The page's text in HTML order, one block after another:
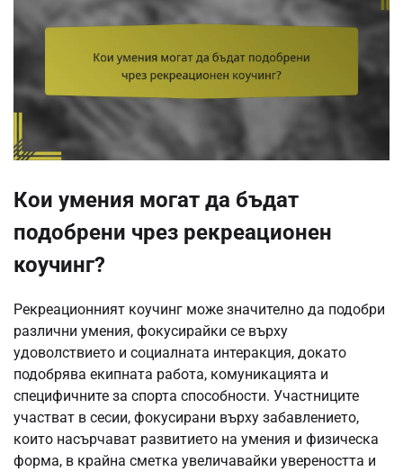
Кои умения могат да бъдат
подобрени чрез рекреационен
коучинг?
Рекреационният коучинг може значително да подобри
различни умения, фокусирайки се върху
удоволствието и социалната интеракция, докато
подобрява екипната работа, комуникацията и
специфичните за спорта способности. Участниците
участват в сесии, фокусирани върху забавлението,
които насърчават развитието на умения и физическа
форма, в крайна сметка увеличавайки увереността и